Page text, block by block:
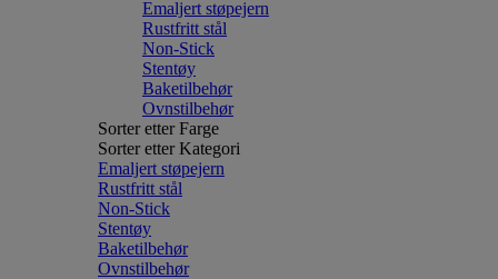
Emaljert støpejern
Rustfritt stål
Non-Stick
Stentøy
Baketilbehør
Ovnstilbehør
Sorter etter Farge
Sorter etter Kategori
Emaljert støpejern
Rustfritt stål
Non-Stick
Stentøy
Baketilbehør
Ovnstilbehør